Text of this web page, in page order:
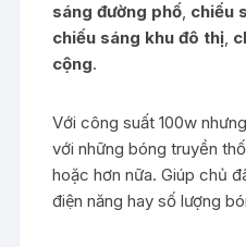
sáng đường phố, chiếu
chiếu sáng khu đô thị,
cộng.
Với công suất 100w
với những bóng truyền
hoặc hơn nữa. Giúp chủ
điện năng hay số lượng